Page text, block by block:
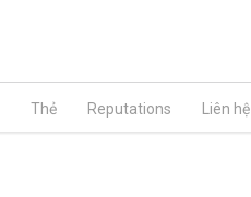
Thẻ Reputations Liên hệ